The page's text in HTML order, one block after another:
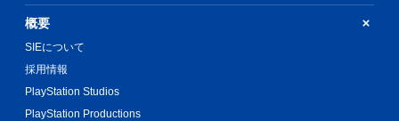
概要
SIEについて
採用情報
PlayStation Studios
PlayStation Productions